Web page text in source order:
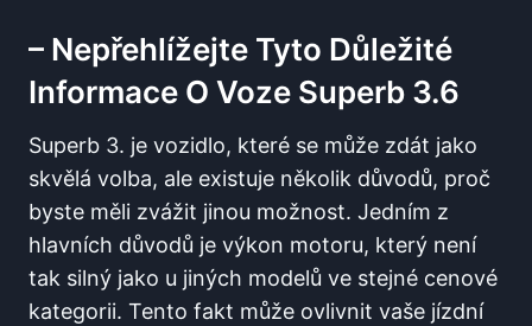
– Nepřehlížejte Tyto Důležité
Informace O Voze Superb 3.6
Superb 3. je vozidlo, které se může zdát jako
skvělá volba, ale existuje několik důvodů, proč
byste měli zvážit jinou možnost. Jedním z
hlavních důvodů je výkon motoru, který není
tak silný jako u jiných modelů ve stejné cenové
kategorii. Tento fakt může ovlivnit vaše jízdní